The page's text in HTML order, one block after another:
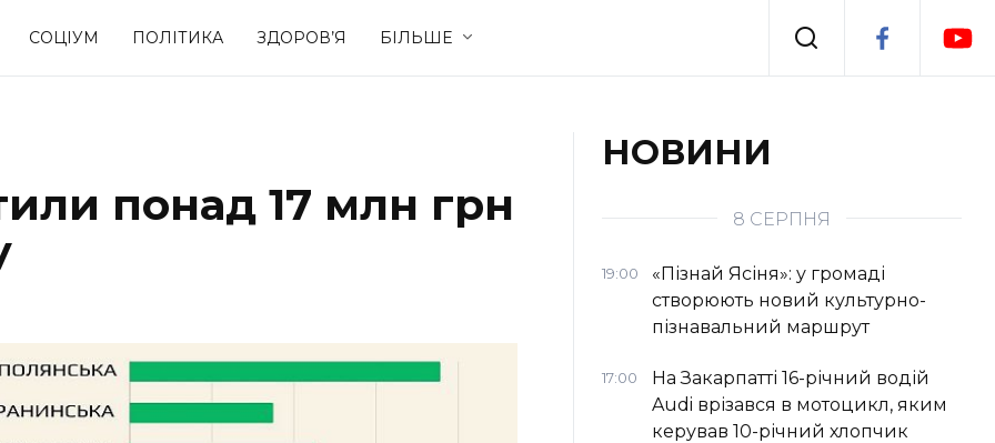
СОЦІУМ ПОЛІТИКА ЗДОРОВ’Я БІЛЬШЕ
Події
Спорт Стиль життя
понад 17 млн грн
НОВИНИ
8 СЕРПНЯ
19:00
«Пізнай Ясіня»: у громаді
створюють новий культурно-
пізнавальний маршрут
17:00
На Закарпатті 16-річний водій
Audi врізався в мотоцикл, яким
керував 10-річний хлопчик